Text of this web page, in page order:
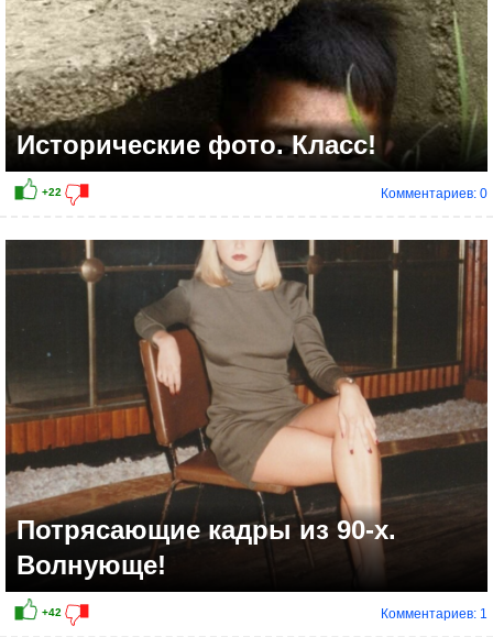
Исторические фото. Класс!
Комментариев: 0
Потрясающие кадры из 90-х.
Волнующе!
Комментариев: 1